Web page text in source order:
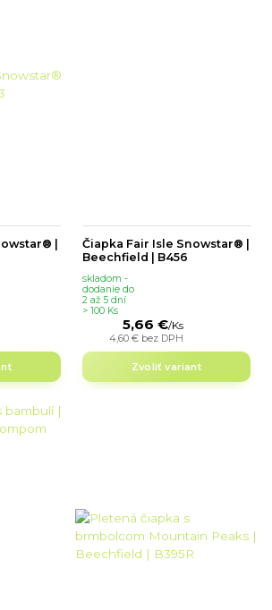
|
Čiapka Fair Isle Snowstar® |
Beechfield | B456
5,66 €/Ks
4,60 € bez DPH
skladom -
dodanie do
2 až 5 dní
> 100 Ks
Zvoliť variant